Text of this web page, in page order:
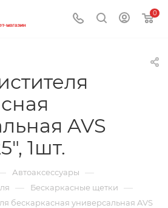
0
AVS
1шт.
Автоаксессуары —
— Бескаркасные щетки —
бескаркасная универсальная AVS